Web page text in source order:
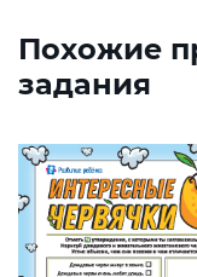
Похожие
задания